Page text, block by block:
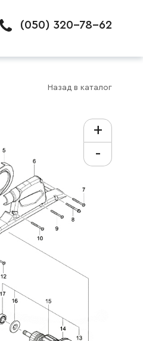
(050) 320-78-62
Назад в каталог
+
-